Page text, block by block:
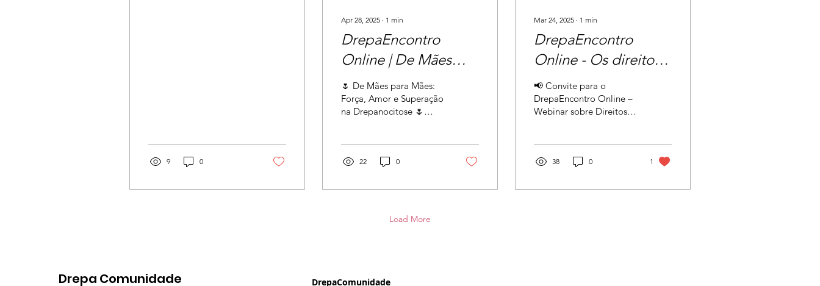
9 0
Apr 28, 2025 ∙ 1 min
DrepaEncontro
Online | De Mães
para Mães 🌷
🌷 De Mães para Mães:
Força, Amor e Superação
na Drepanocitose 🌷
22 0
Mar 24, 2025 ∙ 1 min
DrepaEncontro
Online - Os direitos
das pessoas com
Hemoglobinopatias
📢 Convite para o
DrepaEncontro Online –
Webinar sobre Direitos
com...
38 0 1
Load More
Drepa Comunidade DrepaComunidade